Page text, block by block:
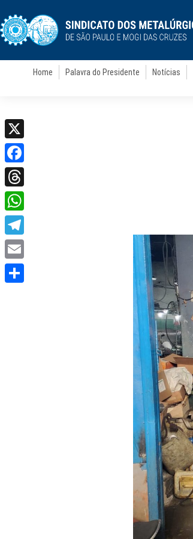
Home Palavra do Presidente Notícias
X
Facebook
Threads
WhatsApp
Telegram
Email